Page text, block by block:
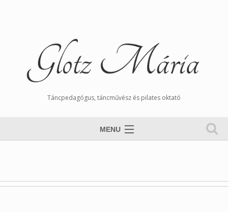
Táncpedagógus, táncművész és pilates oktató
MENU
Órarend